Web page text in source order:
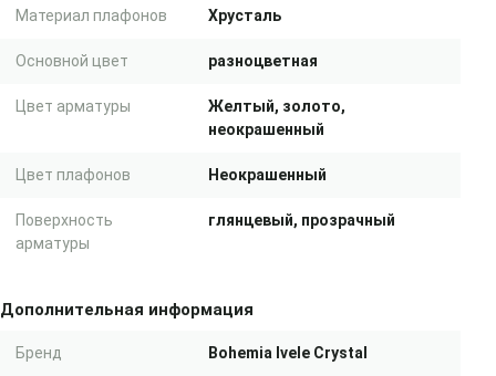
Материал плафонов Хрусталь
Основной цвет разноцветная
Цвет арматуры
Желтый, золото,
неокрашенный
Цвет плафонов Неокрашенный
Поверхность
арматуры
глянцевый, прозрачный
Дополнительная информация
Бренд Bohemia Ivele Crystal